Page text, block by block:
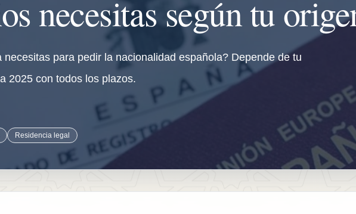
necesitas según tu
para pedir la nacionalidad española? Depende de tu
2025 con todos los plazos.
Residencia legal